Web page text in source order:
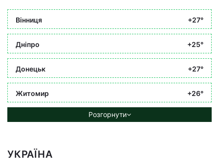
Вінниця +27°
Дніпро +25°
Донецьк +27°
Житомир +26°
Розгорнути
УКРАЇНА